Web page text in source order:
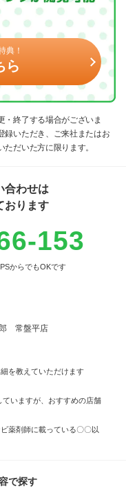
典！
ら
終了する場合がございま
いただき、ご来社またはお
だいた方に限ります。
合わせは
おります
153
からでもOKです
郎 常盤平店
を教えていただけます
ていますが、おすすめの店舗
薬剤師に載っている〇〇以
で探す